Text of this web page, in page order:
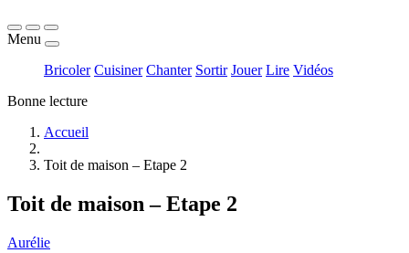
Menu
Bricoler Cuisiner Chanter Sortir Jouer Lire Vidéos
Bonne lecture
Accueil
Toit de maison – Etape 2
Toit de maison – Etape 2
Aurélie